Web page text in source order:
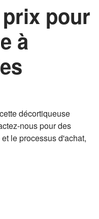
pour
à
décortiqueuse
nous pour des
le processus d'achat,